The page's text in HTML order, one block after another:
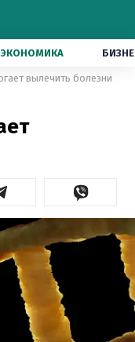
ЭКОНОМИКА
вылечить болезни